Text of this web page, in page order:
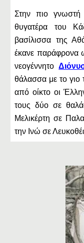
Στην πιο γνωστή
θυγατέρα του
βασίλισσα της
έκανε παράφρονα
νεογέννητο
θάλασσα με το γιο
από οίκτο οι
τους δύο σε
Μελικέρτη σε
την Ινώ σε